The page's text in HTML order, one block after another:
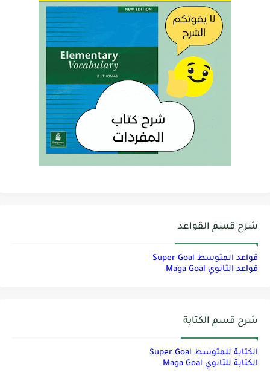
شرح قسم القواعد
قواعد المتوسط Super Goal
قواعد الثانوي Maga Goal
شرح قسم الكتابة
الكتابة للمتوسط Super Goal
الكتابة للثانوي Maga Goal